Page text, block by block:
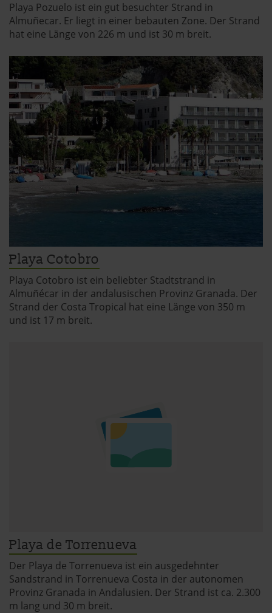
Playa Pozuelo ist ein gut besuchter Strand in
Almuñecar. Er liegt in einer bebauten Zone. Der Strand
hat eine Länge von 226 m und ist 30 m breit.
Playa Cotobro
Playa Cotobro ist ein beliebter Stadtstrand in
Almuñécar in der andalusischen Provinz Granada. Der
Strand der Costa Tropical hat eine Länge von 350 m
und ist 17 m breit.
Playa de Torrenueva
Der Playa de Torrenueva ist ein ausgedehnter
Sandstrand in Torrenueva Costa in der autonomen
Provinz Granada in Andalusien. Der Strand ist ca. 2.300
m lang und 30 m breit.